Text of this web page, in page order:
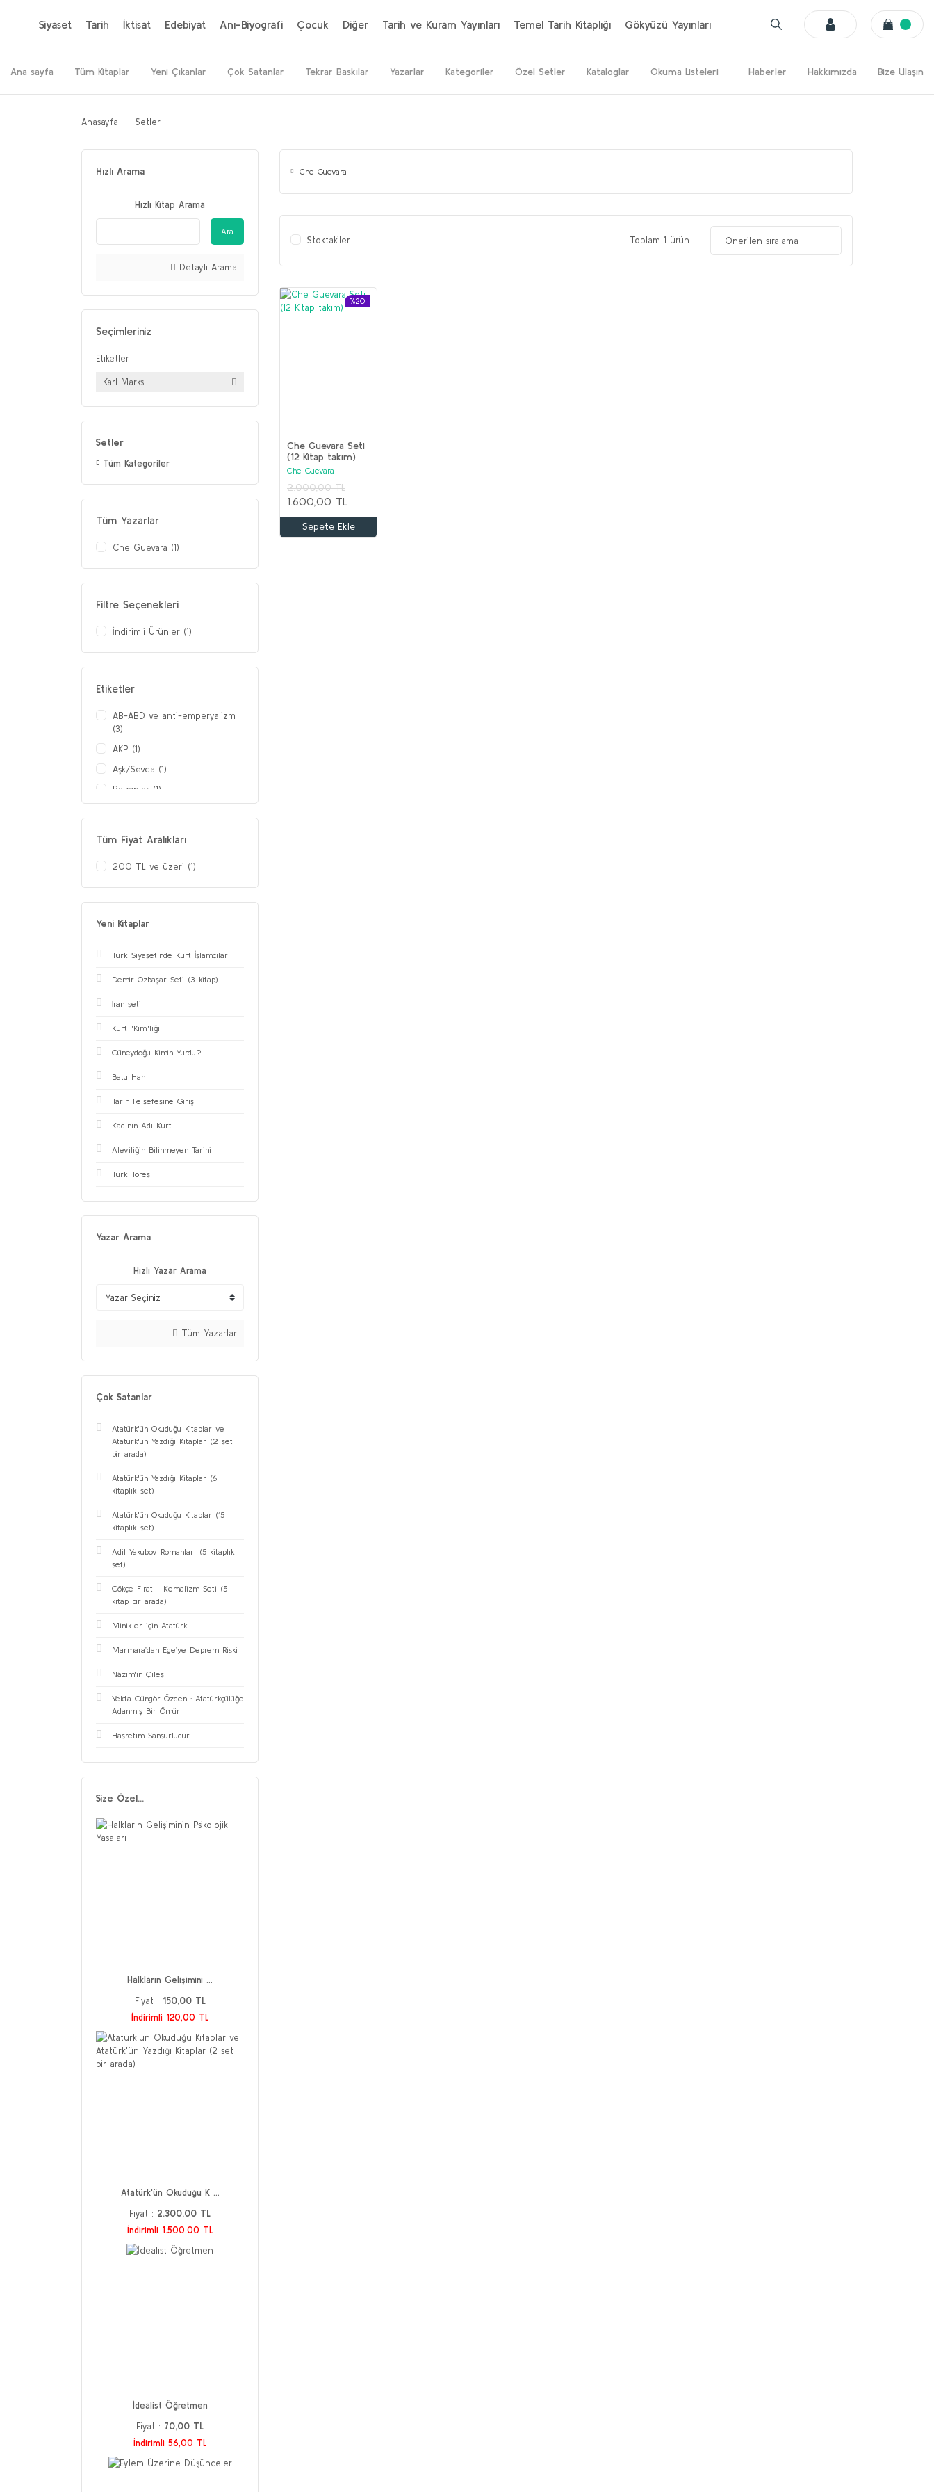
Siyaset Tarih İktisat Edebiyat Anı-Biyografi Çocuk Diğer Tarih ve Kuram Yayınları Temel Tarih Kitaplığı Gökyüzü Yayınları
Ana sayfa Tüm Kitaplar Yeni Çıkanlar Çok Satanlar Tekrar Baskılar Yazarlar Kategoriler Özel Setler Kataloglar Okuma Listeleri Haberler Hakkımızda Bize Ulaşın
Anasayfa Setler
Hızlı Arama
Hızlı Kitap Arama
Ara
Detaylı Arama
Seçimleriniz
Etiketler
Karl Marks
Setler
Tüm Kategoriler
Tüm Yazarlar
Che Guevara (1)
Filtre Seçenekleri
İndirimli Ürünler (1)
Etiketler
AB-ABD ve anti-emperyalizm
(3)
AKP (1)
Aşk/Sevda (1)
Balkanlar (1)
Cumhuriyet dönemi Türk
Dersim isyanı (1)
Dünyada ve Türkiye'de 68 (1)
İttihat ve Terakki (1)
Karl Marks (1)
Kurtuluş Savaşı ve
Latin Amerika (1)
Nâzım Hikmet (1)
Osmanlı tarihi (1)
tarihi roman (1)
Türk dünyası (1)
Türk Dünyası edebiyatı (1)
Tüm Fiyat Aralıkları
200 TL ve üzeri (1)
Yeni Kitaplar
Türk Siyasetinde Kürt İslamcılar
Demir Özbaşar Seti (3 kitap)
İran seti
Kürt ''Kim''liği
Güneydoğu Kimin Yurdu?
Batu Han
Tarih Felsefesine Giriş
Kadının Adı Kurt
Aleviliğin Bilinmeyen Tarihi
Türk Töresi
Yazar Arama
Hızlı Yazar Arama
Tüm Yazarlar
Çok Satanlar
Atatürk'ün Okuduğu Kitaplar ve
Atatürk'ün Yazdığı Kitaplar (2 set
bir arada)
Atatürk'ün Yazdığı Kitaplar (6
kitaplık set)
Atatürk'ün Okuduğu Kitaplar (15
kitaplık set)
Adil Yakubov Romanları (5 kitaplık
set)
Gökçe Fırat - Kemalizm Seti (5
kitap bir arada)
Minikler için Atatürk
Marmara’dan Ege’ye Deprem Riski
Nâzım'ın Çilesi
Yekta Güngör Özden : Atatürkçülüğe
Adanmış Bir Ömür
Hasretim Sansürlüdür
Size Özel...
Halkların Gelişimini ...
Fiyat : 150,00 TL
İndirimli 120,00 TL
Atatürk'ün Okuduğu K ...
Fiyat : 2.300,00 TL
İndirimli 1.500,00 TL
İdealist Öğretmen
Fiyat : 70,00 TL
İndirimli 56,00 TL
Che Guevara
Stoktakiler Toplam 1 ürün
%20
Che Guevara Seti
(12 Kitap takım)
Che Guevara
2.000,00 TL
1.600,00 TL
Sepete Ekle